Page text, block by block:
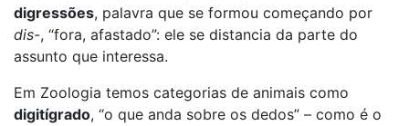
digressões, palavra que se formou começando por
dis-, “fora, afastado”: ele se distancia da parte do
assunto que interessa.
Em Zoologia temos categorias de animais como
digitígrado, “o que anda sobre os dedos” – como é o